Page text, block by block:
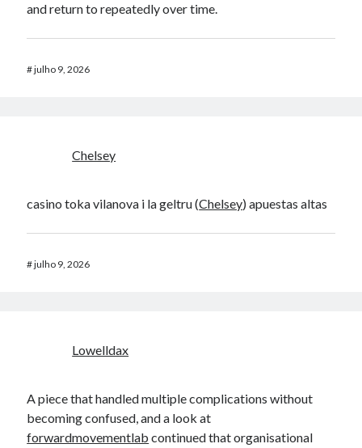
and return to repeatedly over time.
#julho 9, 2026
Chelsey
casino toka vilanova i la geltru (Chelsey) apuestas altas
#julho 9, 2026
Lowelldax
A piece that handled multiple complications without
becoming confused, and a look at
forwardmovementlab continued that organisational